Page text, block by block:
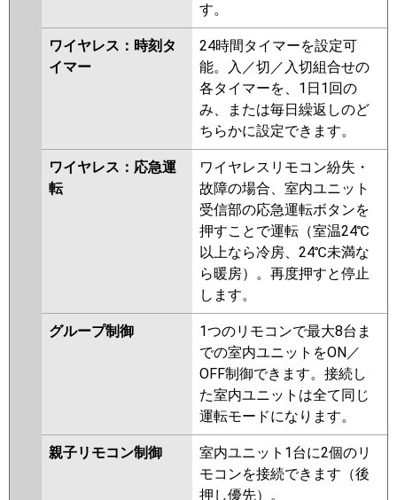
す。
ワイヤレス：時刻タ
イマー
24時間タイマーを設定可
能。入／切／入切組合せの
各タイマーを、1日1回の
み、または毎日繰返しのど
ちらかに設定できます。
ワイヤレス：応急運
転
ワイヤレスリモコン紛失・
故障の場合、室内ユニット
受信部の応急運転ボタンを
押すことで運転（室温24℃
以上なら冷房、24℃未満な
ら暖房）。再度押すと停止
します。
グループ制御
1つのリモコンで最大8台ま
での室内ユニットをON／
OFF制御できます。接続し
た室内ユニットは全て同じ
運転モードになります。
親子リモコン制御
室内ユニット1台に2個のリ
モコンを接続できます（後
押し優先）。